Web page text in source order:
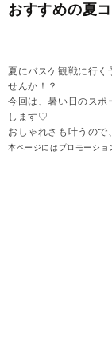
おすすめの夏
夏にバスケ観戦に行く
せんか！？
今回は、暑い日のスポ
します♡
おしゃれさも叶うので
本ページにはプロモーショ